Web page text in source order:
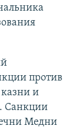
против
и
Санкции
Медни